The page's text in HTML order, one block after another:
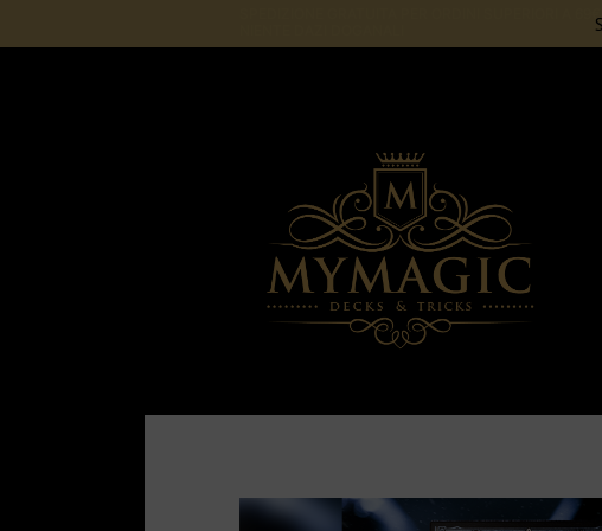
SPEDIZIONE GRATUITA PER ORDINI SUPERIORI A 69€